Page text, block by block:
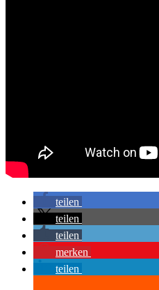
teilen
teilen
teilen
merken
teilen